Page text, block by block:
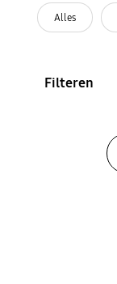
Alles
Filteren